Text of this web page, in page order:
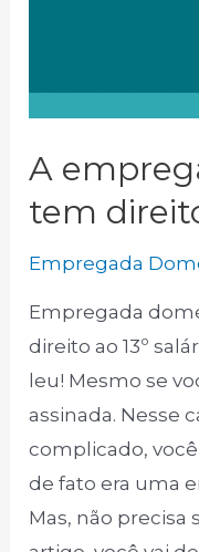
A
tem
Empregada
Empregada
direito ao 13º
leu! Mesmo se
assinada. Nesse
complicado,
de fato era uma
Mas, não precisa